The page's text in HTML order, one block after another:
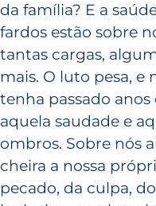
da família? E a
fardos estão sobre
tantas cargas,
mais. O luto pesa, e
tenha passado anos
aquela saudade e
ombros. Sobre nós
cheira a nossa
pecado, da culpa,